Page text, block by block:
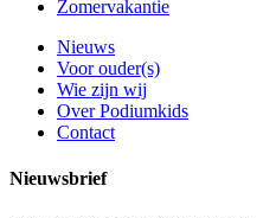
Zomervakantie
Nieuws
Voor ouder(s)
Wie zijn wij
Over Podiumkids
Contact
Nieuwsbrief